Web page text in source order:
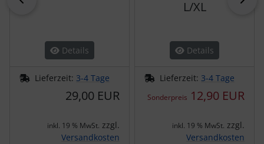
Details
Lieferzeit: 3-4 Tage
29,00 EUR
inkl. 19 % MwSt. zzgl.
Versandkosten
L/XL
Details
Lieferzeit: 3-4 Tage
Sonderpreis 12,90 EUR
inkl. 19 % MwSt. zzgl.
Versandkosten